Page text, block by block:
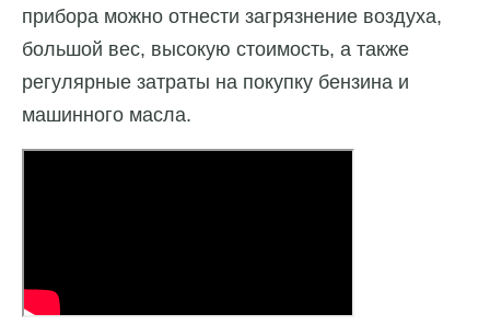
прибора можно отнести загрязнение воздуха,
большой вес, высокую стоимость, а также
регулярные затраты на покупку бензина и
машинного масла.